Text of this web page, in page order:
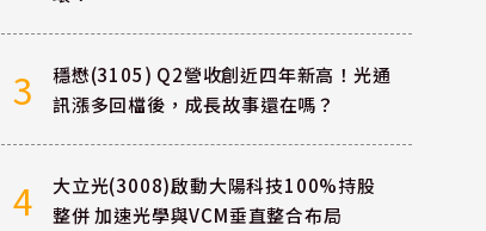
3
穩懋(3105) Q2營收創近四年新高！光通
訊漲多回檔後，成長故事還在嗎？
4
大立光(3008)啟動大陽科技100%持股
整併 加速光學與VCM垂直整合布局